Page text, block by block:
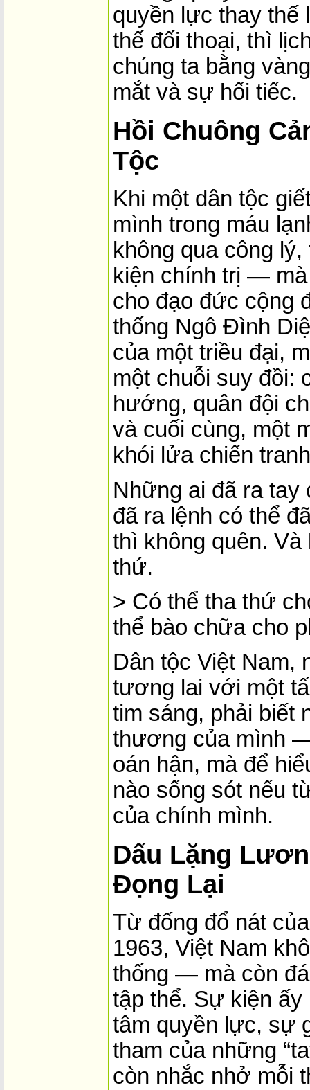
quyền lực thay
thế đối thoại, thì
chúng ta bằng
mắt và sự hối tiếc.
Hồi Chuông
Tộc
Khi một dân tộc
mình trong máu
không qua công
kiện chính trị —
cho đạo đức cộng
thống Ngô Đình
của một triều đại,
một chuỗi suy đồi:
hướng, quân đội
và cuối cùng, một
khói lửa chiến
Những ai đã ra tay
đã ra lệnh có thể
thì không quên.
thứ.
> Có thể tha thứ
thể bào chữa cho
Dân tộc Việt Nam,
tương lai với một
tim sáng, phải biết
thương của mình
oán hận, mà để
nào sống sót nếu
của chính mình.
Dấu Lặng
Đọng Lại
Từ đống đổ nát
1963, Việt Nam
thống — mà còn
tập thể. Sự kiện
tâm quyền lực, sự
tham của những
còn nhắc nhở mỗi